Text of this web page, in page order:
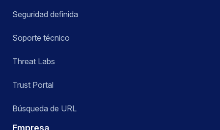
Seguridad definida
Soporte técnico
Threat Labs
Trust Portal
Búsqueda de URL